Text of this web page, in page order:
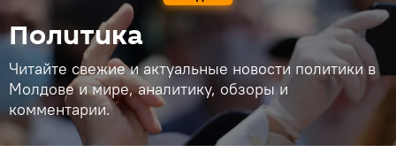
Политика
Читайте свежие и актуальные новости политики в
Молдове и мире, аналитику, обзоры и
комментарии.